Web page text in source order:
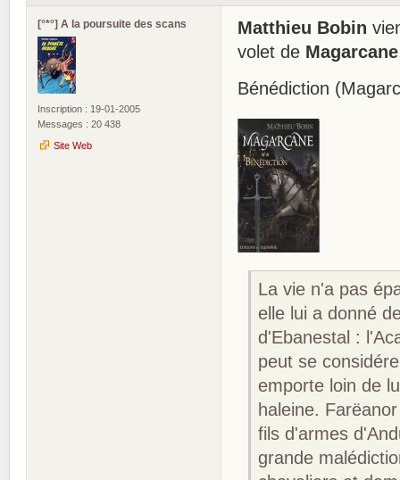
[°*°] A la poursuite des scans
Inscription : 19-01-2005
Messages : 20 438
Site Web
Matthieu Bobin
volet de Magarcane
Bénédiction
La vie n'a pas
elle lui a donné
d'Ebanestal :
peut se
emporte loin de
haleine.
fils d'armes
grande